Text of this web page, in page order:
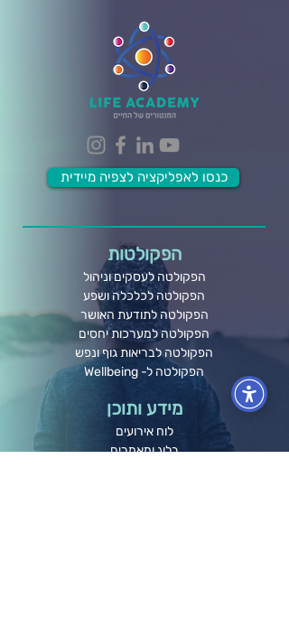
כנסו לאפליקציה לצפיה מיידית
הפקולטות
הפקולטה לעסקים וניהול
הפקולטה לכלכלה ושפע
הפקולטה לתודעת האושר
הפקולטה למערכות יחסים
הפקולטה לבריאות גוף ונפש
הפקולטה ל- Wellbeing
מידע ותוכן
לוח אירועים
בלוג ומאמרים